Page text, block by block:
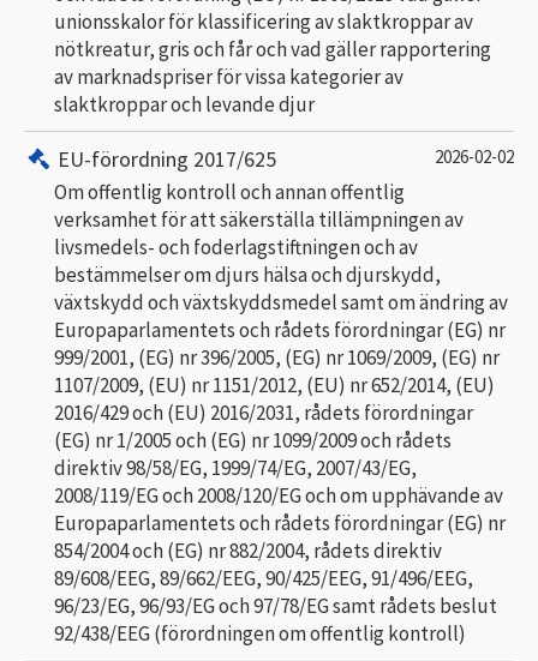
unionsskalor för klassificering av slaktkroppar av
nötkreatur, gris och får och vad gäller rapportering
av marknadspriser för vissa kategorier av
slaktkroppar och levande djur
EU-förordning 2017/625 2026-02-02
Om offentlig kontroll och annan offentlig
verksamhet för att säkerställa tillämpningen av
livsmedels- och foderlagstiftningen och av
bestämmelser om djurs hälsa och djurskydd,
växtskydd och växtskyddsmedel samt om ändring av
Europaparlamentets och rådets förordningar (EG) nr
999/2001, (EG) nr 396/2005, (EG) nr 1069/2009, (EG) nr
1107/2009, (EU) nr 1151/2012, (EU) nr 652/2014, (EU)
2016/429 och (EU) 2016/2031, rådets förordningar
(EG) nr 1/2005 och (EG) nr 1099/2009 och rådets
direktiv 98/58/EG, 1999/74/EG, 2007/43/EG,
2008/119/EG och 2008/120/EG och om upphävande av
Europaparlamentets och rådets förordningar (EG) nr
854/2004 och (EG) nr 882/2004, rådets direktiv
89/608/EEG, 89/662/EEG, 90/425/EEG, 91/496/EEG,
96/23/EG, 96/93/EG och 97/78/EG samt rådets beslut
92/438/EEG (förordningen om offentlig kontroll)